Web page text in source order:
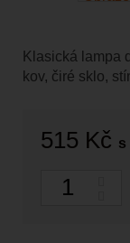
Klasická lampa
kov, čiré sklo,
515 Kč s
Počet